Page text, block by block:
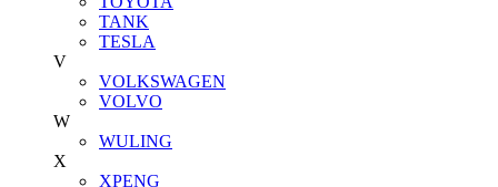
TANK
TESLA
V
VOLKSWAGEN
VOLVO
W
WULING
X
XPENG